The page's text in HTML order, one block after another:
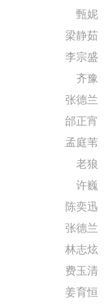
甄妮
梁静茹
李宗盛
齐豫
张德兰
邰正宵
孟庭苇
老狼
许巍
陈奕迅
张德兰
林志炫
费玉清
姜育恒